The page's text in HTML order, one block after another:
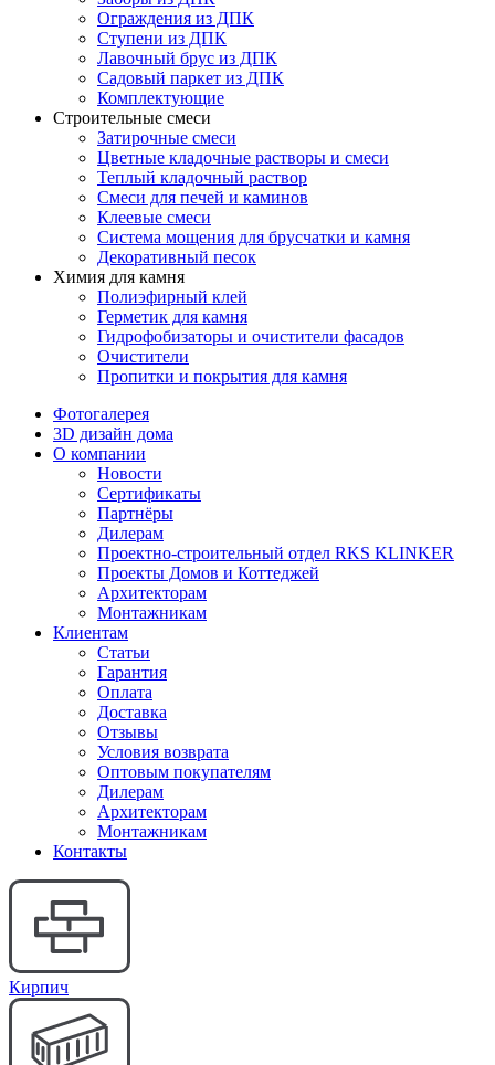
Ограждения из ДПК
Ступени из ДПК
Лавочный брус из ДПК
Садовый паркет из ДПК
Комплектующие
Строительные смеси
Затирочные смеси
Цветные кладочные растворы и смеси
Теплый кладочный раствор
Смеси для печей и каминов
Клеевые смеси
Система мощения для брусчатки и камня
Декоративный песок
Химия для камня
Полиэфирный клей
Герметик для камня
Гидрофобизаторы и очистители фасадов
Очистители
Пропитки и покрытия для камня
Фотогалерея
3D дизайн дома
О компании
Новости
Сертификаты
Партнёры
Дилерам
Проектно-строительный отдел RKS KLINKER
Проекты Домов и Коттеджей
Архитекторам
Монтажникам
Клиентам
Статьи
Гарантия
Оплата
Доставка
Отзывы
Условия возврата
Оптовым покупателям
Дилерам
Архитекторам
Монтажникам
Контакты
Кирпич